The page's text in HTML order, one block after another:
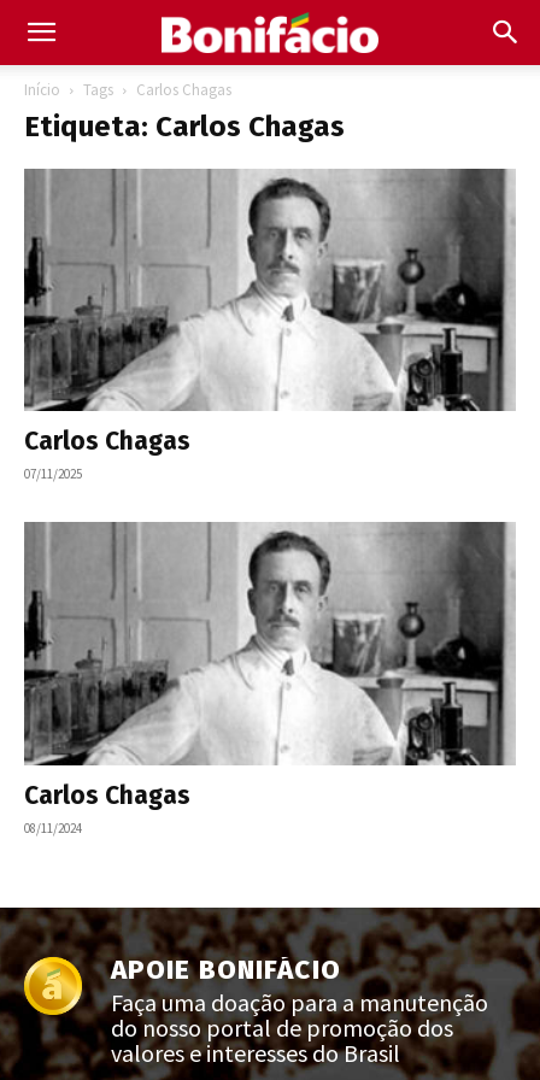
Início Tags Carlos Chagas
Etiqueta: Carlos Chagas
Carlos Chagas
07/11/2025
Carlos Chagas
08/11/2024
APOIE BONIFÁCIO
Faça uma doação para a manutenção
do nosso portal de promoção dos
valores e interesses do Brasil